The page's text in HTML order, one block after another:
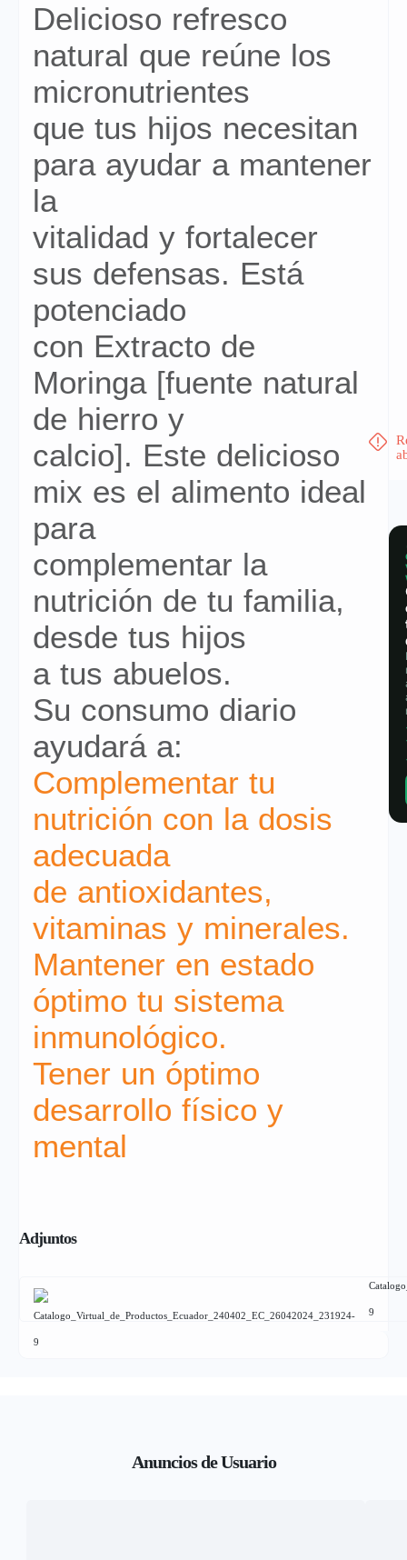
Delicioso refresco
natural que reúne los
micronutrientes
que tus hijos necesitan
para ayudar a mantener
la
vitalidad y fortalecer
sus defensas. Está
potenciado
con Extracto de
Moringa [fuente natural
de hierro y
calcio]. Este delicioso
mix es el alimento ideal
para
complementar la
nutrición de tu familia,
desde tus hijos
a tus abuelos.
Su consumo diario
ayudará a:
Complementar tu
nutrición con la dosis
adecuada
de antioxidantes,
vitaminas y minerales.
Mantener en estado
óptimo tu sistema
inmunológico.
Tener un óptimo
desarrollo físico y
mental
Adjuntos
9
Anuncios de Usuario